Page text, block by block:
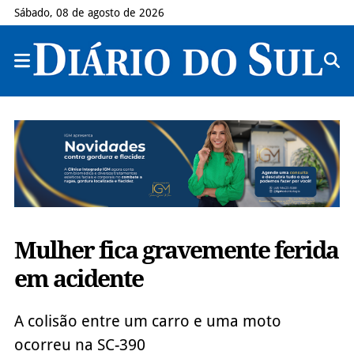
Sábado, 08 de agosto de 2026
Mulher fica gravemente ferida
em acidente
A colisão entre um carro e uma moto
ocorreu na SC-390